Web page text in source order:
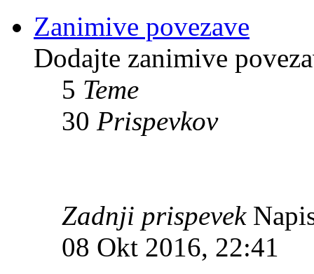
Zanimive povezave
Dodajte zanimive
5 Teme
30 Prispevkov
Zadnji prispevek
08 Okt 2016, 22:41